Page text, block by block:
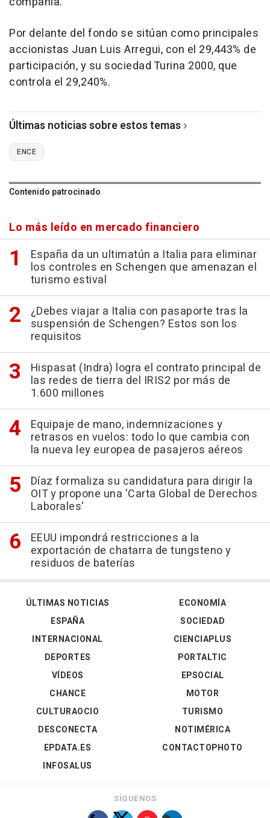
Por delante del fondo se sitúan como principales
accionistas Juan Luis Arregui, con el 29,443% de
participación, y su sociedad Turina 2000, que
controla el 29,240%.
Últimas noticias sobre estos temas
ENCE
Contenido patrocinado
Lo más leído en mercado financiero
España da un ultimatún a Italia para eliminar
los controles en Schengen que amenazan el
turismo estival
¿Debes viajar a Italia con pasaporte tras la
suspensión de Schengen? Estos son los
requisitos
Hispasat (Indra) logra el contrato principal de
las redes de tierra del IRIS2 por más de
1.600 millones
Equipaje de mano, indemnizaciones y
retrasos en vuelos: todo lo que cambia con
la nueva ley europea de pasajeros aéreos
Díaz formaliza su candidatura para dirigir la
OIT y propone una 'Carta Global de Derechos
Laborales'
EEUU impondrá restricciones a la
exportación de chatarra de tungsteno y
residuos de baterías
ÚLTIMAS NOTICIAS
ESPAÑA
INTERNACIONAL
DEPORTES
VÍDEOS
ECONOMÍA
SOCIEDAD
CIENCIAPLUS
PORTALTIC
EPSOCIAL
CHANCE
CULTURAOCIO
DESCONECTA
EPDATA.ES
INFOSALUS
MOTOR
TURISMO
NOTIMÉRICA
CONTACTOPHOTO
SÍGUENOS